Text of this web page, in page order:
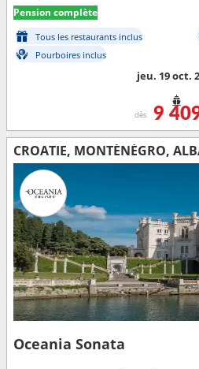
Pension complète
Tous les restaurants inclus
Pourboires inclus
jeu. 19 oct.
dès 9
Oceania Sonata